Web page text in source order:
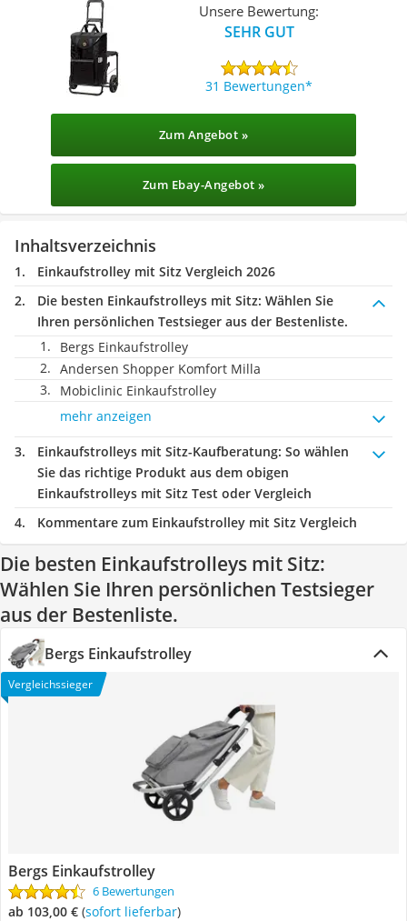
Unsere Bewertung:
SEHR GUT
31 Bewertungen
Zum Angebot »
Zum Ebay-Angebot »
Inhaltsverzeichnis
Einkaufstrolley mit Sitz Vergleich 2026
Die besten Einkaufstrolleys mit Sitz: Wählen Sie
Ihren persönlichen Testsieger aus der Bestenliste.
Bergs Einkaufstrolley
Andersen Shopper Komfort Milla
Mobiclinic Einkaufstrolley
mehr anzeigen
Einkaufstrolleys mit Sitz-Kaufberatung: So wählen
Sie das richtige Produkt aus dem obigen
Einkaufstrolleys mit Sitz Test oder Vergleich
Kommentare zum Einkaufstrolley mit Sitz Vergleich
Die besten Einkaufstrolleys mit Sitz:
Wählen Sie Ihren persönlichen Testsieger
aus der Bestenliste.
Bergs Einkaufstrolley
Vergleichssieger
Bergs Einkaufstrolley
6 Bewertungen
ab 103,00 € ( Sofort lieferbar)